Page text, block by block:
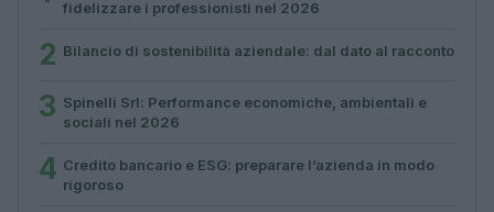
fidelizzare i professionisti nel 2026
2 Bilancio di sostenibilità aziendale: dal dato al racconto
3 Spinelli Srl: Performance economiche, ambientali e
sociali nel 2026
4 Credito bancario e ESG: preparare l’azienda in modo
rigoroso